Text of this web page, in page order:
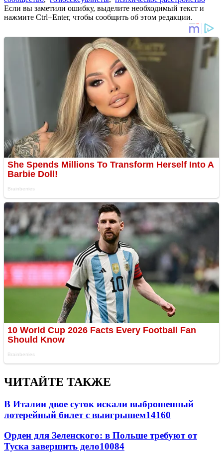
Если вы заметили ошибку, выделите необходимый текст и
нажмите Ctrl+Enter, чтобы сообщить об этом редакции.
ЧИТАЙТЕ ТАКЖЕ
В Италии двое суток искали выброшенный
лотерейный билет с выигрышем14160
Орден для Зеленского: в Польше требуют от
Туска завершить дело10084